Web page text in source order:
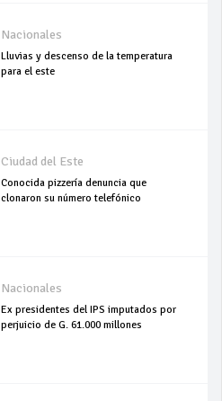
Nacionales
Lluvias y descenso de la temperatura
para el este
Ciudad del Este
Conocida pizzería denuncia que
clonaron su número telefónico
Nacionales
Ex presidentes del IPS imputados por
perjuicio de G. 61.000 millones